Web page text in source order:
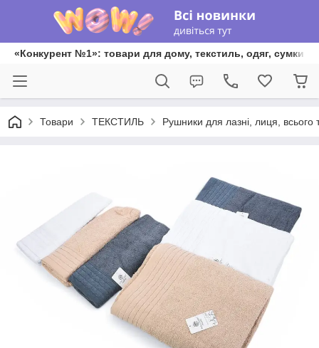
«Конкурент №1»: товари для дому, текстиль, одяг, сумки
Товари ТЕКСТИЛЬ Рушники для лазні, лиця, всього